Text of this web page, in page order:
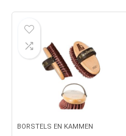
BORSTELS EN KAMMEN